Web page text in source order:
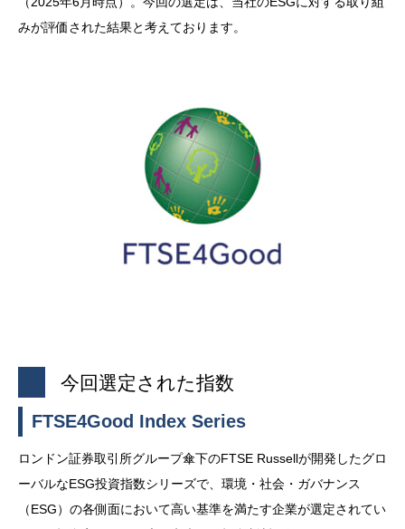
みが評価された結果と考えております。
今回選定された指数
FTSE4Good Index Series
ロンドン証券取引所グループ傘下のFTSE Russellが開発したグロ
ーバルなESG投資指数シリーズで、環境・社会・ガバナンス
（ESG）の各側面において高い基準を満たす企業が選定されてい